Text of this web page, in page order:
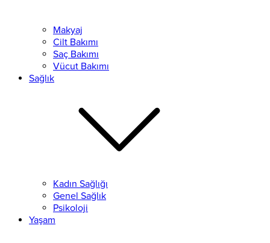
Makyaj
Cilt Bakımı
Saç Bakımı
Vücut Bakımı
Sağlık
Kadın Sağlığı
Genel Sağlık
Psikoloji
Yaşam